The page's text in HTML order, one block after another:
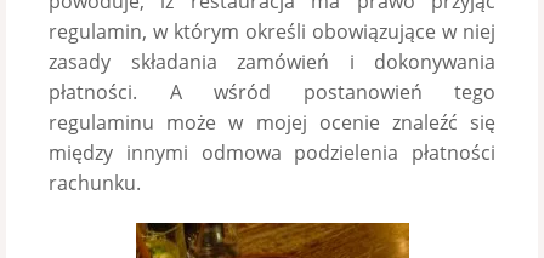
regulamin, w którym określi obowiązujące w niej
zasady składania zamówień i dokonywania
płatności. A wśród postanowień tego
regulaminu może w mojej ocenie znaleźć się
między innymi odmowa podzielenia płatności
rachunku.